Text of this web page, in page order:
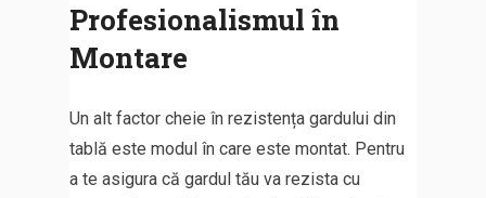
Profesionalismul în
Montare
Un alt factor cheie în rezistența gardului din
tablă este modul în care este montat. Pentru
a te asigura că gardul tău va rezista cu